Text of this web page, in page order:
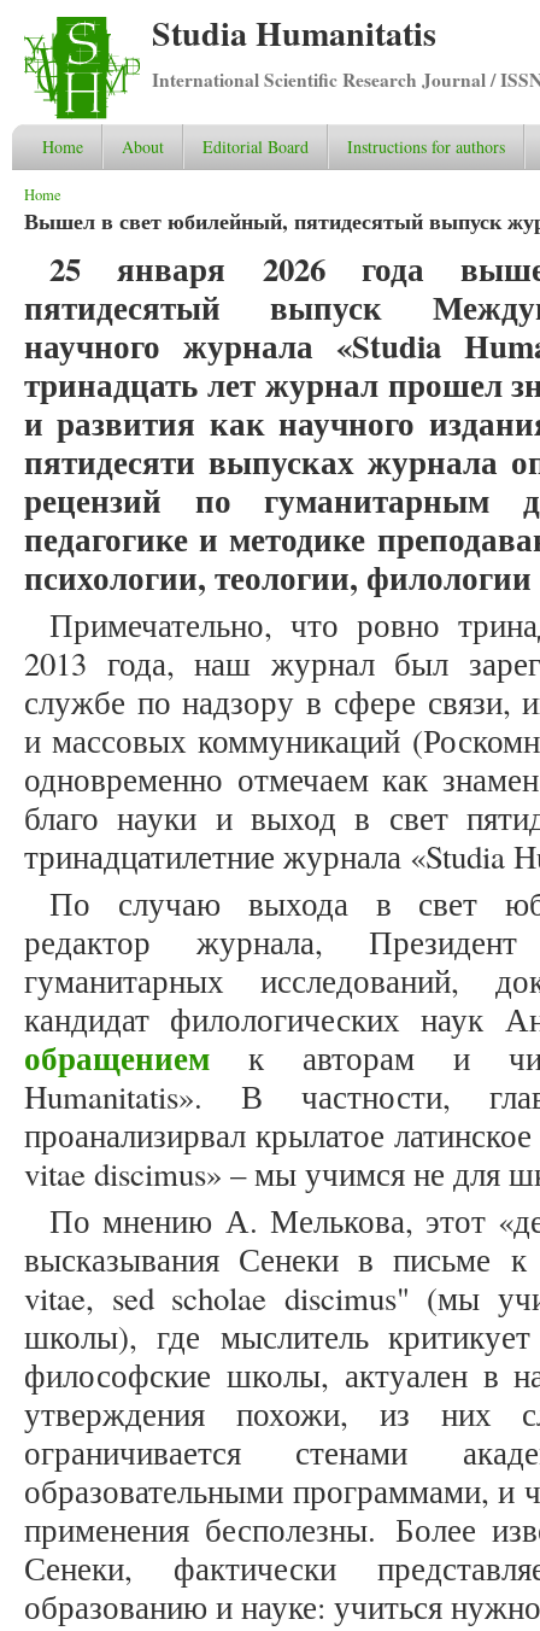
Studia Humanitatis
International Scientific Research Journal /
Home About Editorial Board Instructions for authors
You are here
Home
Вышел в свет юбилейный, пятидесятый выпуск
25 января 2026 года
пятидесятый выпуск
научного журнала «Studia
тринадцать лет журнал прошел
и развития как научного
пятидесяти выпусках журнала
рецензий по гуманитарным
педагогике и методике
психологии, теологии,
Примечательно, что ровно
2013 года, наш журнал был
службе по надзору в сфере связи,
и массовых коммуникаций
одновременно отмечаем как
благо науки и выход в свет
тринадцатилетние журнала «Studia
По случаю выхода в свет
редактор журнала,
гуманитарных исследований,
кандидат филологических наук
обращением к авторам и
Humanitatis». В частности,
проанализирвал крылатое
vitae discimus» – мы учимся не для
По мнению А. Мелькова, этот
высказывания Сенеки в письме
vitae, sed scholae discimus" (мы
школы), где мыслитель
философские школы, актуален в
утверждения похожи, из них
ограничивается стенами
образовательными программами, и
применения бесполезны. Более
Сенеки, фактически
образованию и науке: учиться